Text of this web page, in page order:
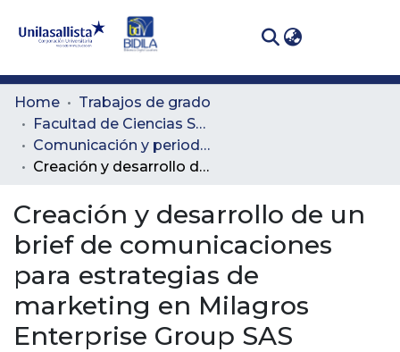
Communities
& Collections
All of DSpace
Statistics
Home
Trabajos de grado
Facultad de Ciencias Sociales y Educación
Comunicación y periodismo
Creación y desarrollo de un brief de comunicaciones para estrategias de marketing en Milagros Enterprise Group SAS
Creación y desarrollo de un
brief de comunicaciones
para estrategias de
marketing en Milagros
Enterprise Group SAS